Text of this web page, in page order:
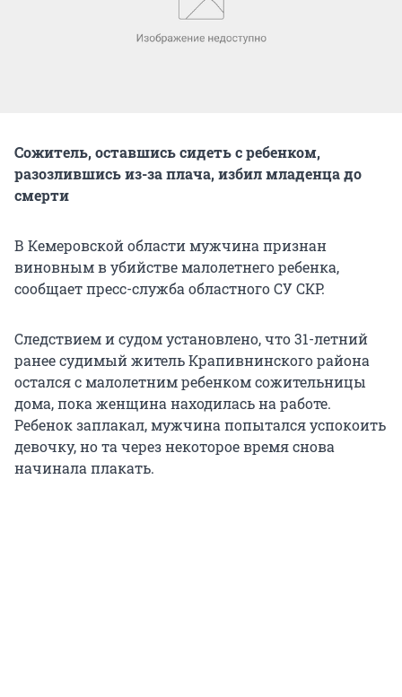
Сожитель, оставшись сидеть с ребенком,
разозлившись из-за плача, избил младенца до
смерти
В Кемеровской области мужчина признан
виновным в убийстве малолетнего ребенка,
сообщает пресс-служба областного СУ СКР.
Следствием и судом установлено, что 31-летний
ранее судимый житель Крапивнинского района
остался с малолетним ребенком сожительницы
дома, пока женщина находилась на работе.
Ребенок заплакал, мужчина попытался успокоить
девочку, но та через некоторое время снова
начинала плакать.